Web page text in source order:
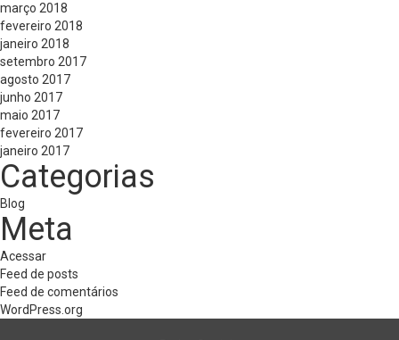
março 2018
fevereiro 2018
janeiro 2018
setembro 2017
agosto 2017
junho 2017
maio 2017
fevereiro 2017
janeiro 2017
Categorias
Blog
Meta
Acessar
Feed de posts
Feed de comentários
WordPress.org